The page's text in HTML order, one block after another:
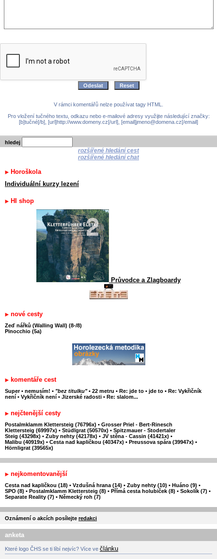
V rámci komentářů nelze používat tagy HTML.
Pro vložení tučného textu, odkazu nebo e-mailové adresy využijte následující značky:
[b]tučné[/b], [url]http://www.domeny.cz[/url], [email]jmeno@domena.cz[/email]
hledej
rozšířené hledání cest
rozšířené hledání chat
Horoškola
Individuální kurzy lezení
HI shop
Průvodce a Zlagboardy
nové cesty
Zeď nářků (Walling Wall) (8-/8)
Pinocchio (5a)
komentáře cest
Super • nemusím! • "bez titulku" • 22 metru • Re: jde to • jde to • Re: Vykřičník
není • Vykřičník není • Jizerské radosti • Re: slalom...
nejčtenější cesty
Postalmklamm Klettersteig (76796x) • Grosser Priel - Bert-Rinesch
Klettersteig (69997x) • Stüdlgrat (50570x) • Spitzmauer - Stodertaler
Steig (43298x) • Zuby nehty (42178x) • JV stěna - Cassin (41421x) •
Malibu (40919x) • Cesta nad kapličkou (40347x) • Preussova spára (39947x) •
Hörnligrat (39565x)
nejkomentovanější
Cesta nad kapličkou (18) • Vzdušná hrana (14) • Zuby nehty (10) • Huáno (9) •
SPO (8) • Postalmklamm Klettersteig (8) • Přímá cesta holubiček (8) • Sokolík (7) •
Separate Reality (7) • Německý roh (7)
Oznámení o akcích posílejte redakci
anketa
Které logo ČHS se ti líbí nejvíc? Více ve článku